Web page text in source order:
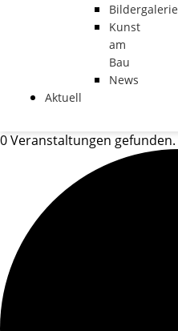
Bildergalerie
Kunst
am
Bau
News
Aktuell
0 Veranstaltungen gefunden.